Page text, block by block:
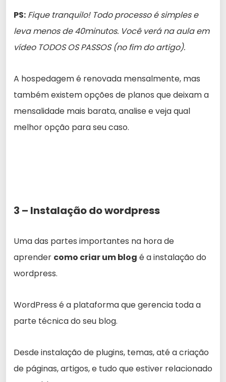
PS: Fique tranquilo! Todo processo é simples e
leva menos de 40minutos. Você verá na aula em
vídeo TODOS OS PASSOS (no fim do artigo).
A hospedagem é renovada mensalmente, mas
também existem opções de planos que deixam a
mensalidade mais barata, analise e veja qual
melhor opção para seu caso.
3 – Instalação do wordpress
Uma das partes importantes na hora de
aprender como criar um blog é a instalação do
wordpress.
WordPress é a plataforma que gerencia toda a
parte técnica do seu blog.
Desde instalação de plugins, temas, até a criação
de páginas, artigos, e tudo que estiver relacionado